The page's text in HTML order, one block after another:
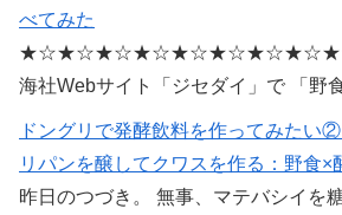
べてみた
海社Webサイト「ジセダイ」で 「
ドングリで発酵飲料を作ってみたい
リパンを醸してクワスを作る：野食
昨日のつづき。 無事、マテバシイを